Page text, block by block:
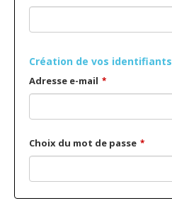
Création de vos identifiants
Adresse e-mail *
Choix du mot de passe *